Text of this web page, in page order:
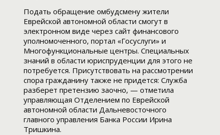
Подать обращение омбудсмену жители
Еврейской автономной области смогут в
электронном виде через сайт финансового
уполномоченного, портал «Госуслуги» и
Многофункциональные центры. Специальных
знаний в области юриспруденции для этого не
потребуется. Присутствовать на рассмотрении
спора гражданину также не придется: Служба
разберет претензию заочно, — отметила
управляющая Отделением по Еврейской
автономной области Дальневосточного
главного управления Банка России Ирина
Тришкина.